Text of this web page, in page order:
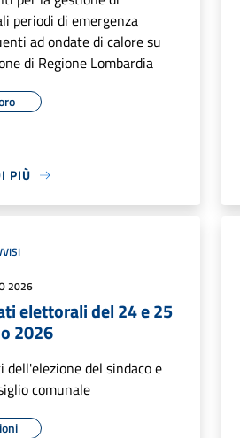
periodi di emergenza
ad ondate di calore su
di Regione Lombardia
PIÙ
2026
elettorali del 24 e 25
2026
dell'elezione del sindaco e
comunale